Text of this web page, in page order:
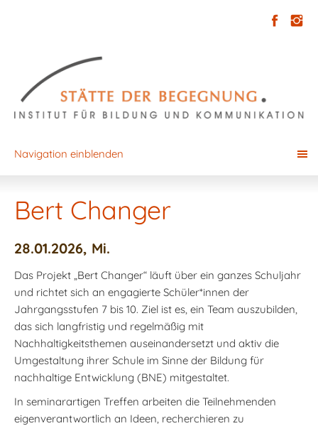
Navigation einblenden
Bert Changer
28.01.2026, Mi.
Das Projekt „Bert Changer“ läuft über ein ganzes Schuljahr
und richtet sich an engagierte Schüler*innen der
Jahrgangsstufen 7 bis 10. Ziel ist es, ein Team auszubilden,
das sich langfristig und regelmäßig mit
Nachhaltigkeitsthemen auseinandersetzt und aktiv die
Umgestaltung ihrer Schule im Sinne der Bildung für
nachhaltige Entwicklung (BNE) mitgestaltet.
In seminarartigen Treffen arbeiten die Teilnehmenden
eigenverantwortlich an Ideen, recherchieren zu